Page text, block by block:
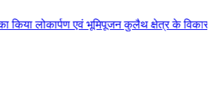
कुलैथ क्षेत्र के विकास के लिये की बड़ी-बड़ी